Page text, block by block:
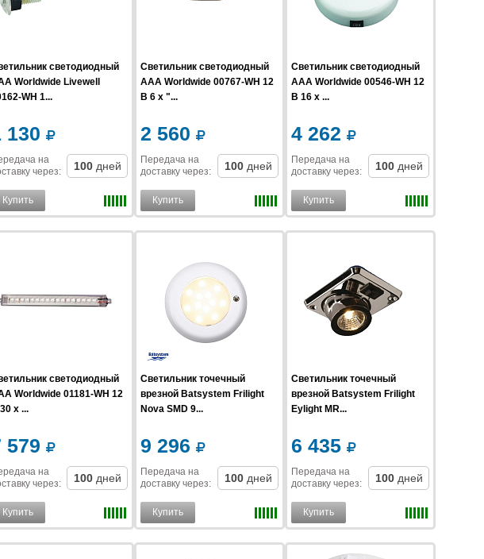
светодиодный
Worldwide Livewell
WH 1...
130
на
через: 100 дней
Купить
Светильник светодиодный
AAA Worldwide 00767-WH 12
В 6 x "...
2 560
Передача на
доставку через: 100 дней
Купить
Светильник светодиодный
AAA Worldwide 00546-WH 12
В 16 x ...
4 262
Передача на
доставку через: 100 дней
Купить
светодиодный
Worldwide 01181-WH 12
x ...
579
на
через: 100 дней
Купить
Светильник точечный
врезной Batsystem Frilight
Nova SMD 9...
9 296
Передача на
доставку через: 100 дней
Купить
Светильник точечный
врезной Batsystem Frilight
Eylight MR...
6 435
Передача на
доставку через: 100 дней
Купить